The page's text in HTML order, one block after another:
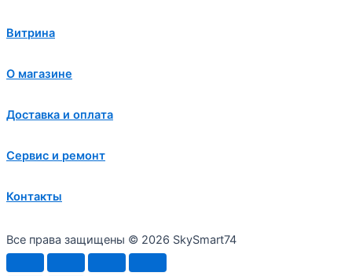
Витрина
О магазине
Доставка и оплата
Сервис и ремонт
Контакты
Все права защищены © 2026 SkySmart74